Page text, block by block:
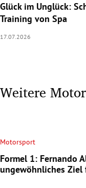
Glück im Unglück:
Training von Spa
17.07.2026
Weitere
Motorsport
Formel 1: Fernando
ungewöhnliches Ziel